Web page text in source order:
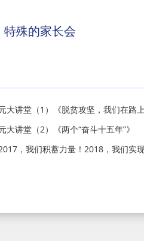
特殊的家长会
讲堂（1）《脱贫攻坚，我们在路
讲堂（2）《两个“奋斗十五年”》
，我们积蓄力量！2018，我们实